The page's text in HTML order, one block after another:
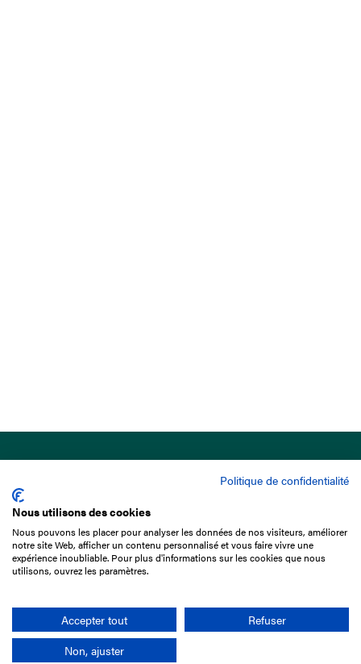
15 Boulevard de Douaumont
75017 Paris
01 49 10 20 29
Rechercher
Politique de confidentialité
Nous utilisons des cookies
Nous pouvons les placer pour analyser les données de nos visiteurs, améliorer
notre site Web, afficher un contenu personnalisé et vous faire vivre une
expérience inoubliable. Pour plus d'informations sur les cookies que nous
utilisons, ouvrez les paramètres.
Accepter tout
Refuser
Non, ajuster